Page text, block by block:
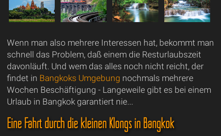
Wenn man also mehrere Interessen hat, bekommt man
schnell das Problem, daß einem die Resturlaubszeit
davonläuft. Und wem das alles noch nicht reicht, der
findet in Bangkoks Umgebung nochmals mehrere
Wochen Beschäftigung - Langeweile gibt es bei einem
Urlaub in Bangkok garantiert nie...
Eine Fahrt durch die kleinen Klongs in Bangkok